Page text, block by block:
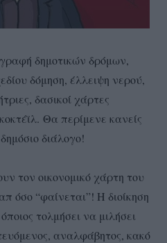
δημοτικών δρόμων,
δόμηση, έλλειψη νερού,
δασικοί χάρτες
Θα περίμενε κανείς
διάλογο!
τον οικονομικό χάρτη του
όσο “φαίνεται”! Η διοίκηση
τολμήσει να μιλήσει
αναλφάβητος, κακό